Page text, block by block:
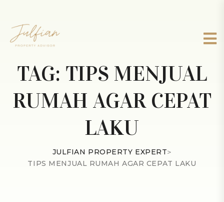
TAG: TIPS MENJUAL
RUMAH AGAR CEPAT
LAKU
JULFIAN PROPERTY EXPERT>
TIPS MENJUAL RUMAH AGAR CEPAT LAKU